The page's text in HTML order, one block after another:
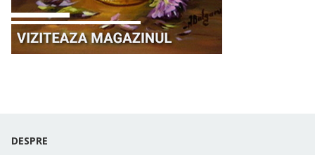
DESPRE